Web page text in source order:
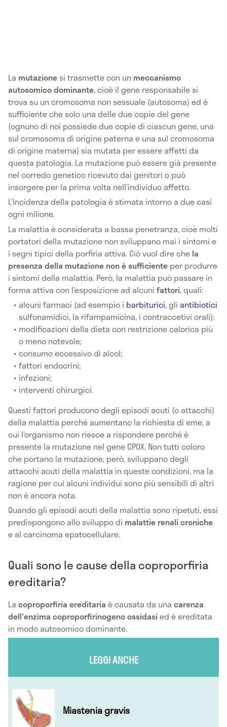
La mutazione si trasmette con un meccanismo
autosomico dominante, cioè il gene responsabile si
trova su un cromosoma non sessuale (autosoma) ed è
sufficiente che solo una delle due copie del gene
(ognuno di noi possiede due copie di ciascun gene, una
sul cromosoma di origine paterna e una sul cromosoma
di origine materna) sia mutata per essere affetti da
questa patologia. La mutazione può essere già presente
nel corredo genetico ricevuto dai genitori o può
insorgere per la prima volta nell’individuo affetto.
L’incidenza della patologia è stimata intorno a due casi
ogni milione.
La malattia è considerata a bassa penetranza, cioè molti
portatori della mutazione non sviluppano mai i sintomi e
i segni tipici della porfiria attiva. Ciò vuol dire che la
presenza della mutazione non è sufficiente per produrre
i sintomi della malattia. Però, la malattia può passare in
forma attiva con l’esposizione ad alcuni fattori, quali:
alcuni farmaci (ad esempio i barbiturici, gliantibiotici
sulfonamidici, la rifampamicina, i contraccetivi orali);
modificazioni della dieta con restrizione calorica più
o meno notevole;
consumo eccessivo di alcol;
fattori endocrini;
infezioni;
interventi chirurgici.
Questi fattori producono degli episodi acuti (o attacchi)
della malattia perché aumentano la richiesta di eme, a
cui l’organismo non riesce a rispondere perché è
presente la mutazione nel gene CPOX. Non tutti coloro
che portano la mutazione, però, sviluppano degli
attacchi acuti della malattia in queste condizioni, ma la
ragione per cui alcuni individui sono più sensibili di altri
non è ancora nota.
Quando gli episodi acuti della malattia sono ripetuti, essi
predispongono allo sviluppo di malattie renali croniche
e al carcinoma epatocellulare.
Quali sono le cause della coproporfiria
ereditaria?
La coproporfiria ereditaria è causata da una carenza
dell'enzima coproporfirinogeno ossidasied è ereditata
in modo autosomico dominante.
LEGGI ANCHE
Miastenia gravis